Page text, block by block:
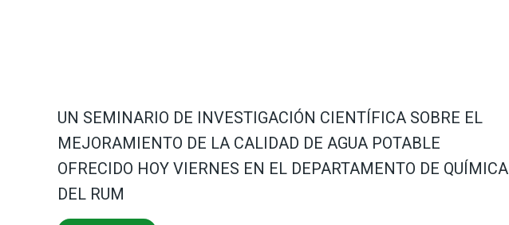
UN SEMINARIO DE INVESTIGACIÓN CIENTÍFICA SOBRE EL
MEJORAMIENTO DE LA CALIDAD DE AGUA POTABLE
OFRECIDO HOY VIERNES EN EL DEPARTAMENTO DE QUÍMICA
DEL RUM